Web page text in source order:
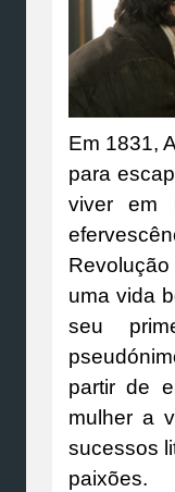
Em 1831,
para
viver em
uma vida
seu
partir de
mulher a
sucessos
paixões.